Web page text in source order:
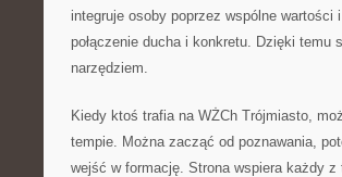
integruje osoby poprzez wspólne
połączenie ducha i konkretu. Dzięki temu
narzędziem.
Kiedy ktoś trafia na WŻCh Trójmiasto,
tempie. Można zacząć od poznawania,
wejść w formację. Strona wspiera każdy